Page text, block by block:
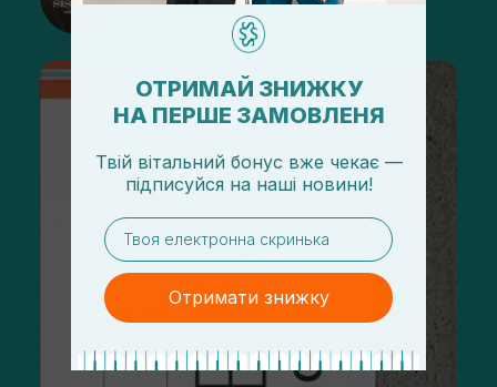
ОТРИМАЙ ЗНИЖКУ
НА ПЕРШЕ ЗАМОВЛЕНЯ
Твій вітальний бонус вже чекає —
підписуйся на наші новини!
email
Отримати знижку